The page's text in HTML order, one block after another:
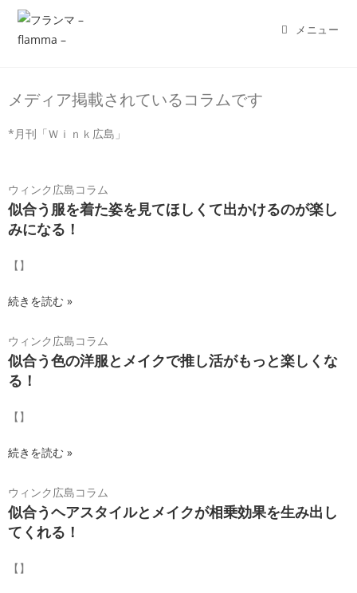
メニュー
メディア掲載されているコラムです
*月刊「Ｗｉｎｋ広島」
ウィンク広島コラム
似合う服を着た姿を見てほしくて出かけるのが楽し
みになる！
【】
続きを読む »
ウィンク広島コラム
似合う色の洋服とメイクで推し活がもっと楽しくな
る！
【】
続きを読む »
ウィンク広島コラム
似合うヘアスタイルとメイクが相乗効果を生み出し
てくれる！
【】